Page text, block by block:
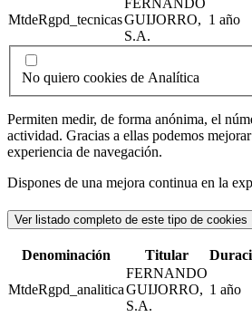
MtdeRgpd_tecnicasGUIJORRO,
S.A.
1 año
No quiero cookies de Analítica
Permiten medir, de forma anónima, el
actividad. Gracias a ellas podemos
experiencia de navegación.
Dispones de una mejora continua en la
Ver listado completo de este tipo de cookies
Denominación Titular
MtdeRgpd_analitica
FERNANDO
GUIJORRO,
S.A.
1 año